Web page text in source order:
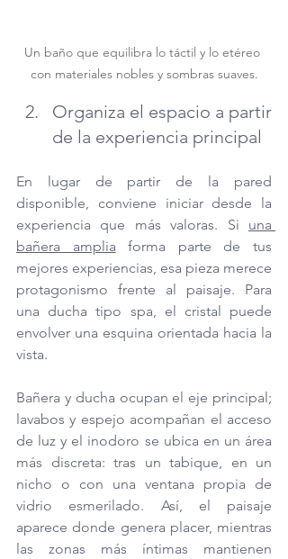
Un baño que equilibra lo táctil y lo etéreo
con materiales nobles y sombras suaves.
Organiza el espacio a partir
de la experiencia principal
En lugar de partir de la pared
disponible, conviene iniciar desde la
experiencia que más valoras. Si una
bañera amplia forma parte de tus
mejores experiencias, esa pieza merece
protagonismo frente al paisaje. Para
una ducha tipo spa, el cristal puede
envolver una esquina orientada hacia la
vista.
Bañera y ducha ocupan el eje principal;
lavabos y espejo acompañan el acceso
de luz y el inodoro se ubica en un área
más discreta: tras un tabique, en un
nicho o con una ventana propia de
vidrio esmerilado. Así, el paisaje
aparece donde genera placer, mientras
las zonas más íntimas mantienen